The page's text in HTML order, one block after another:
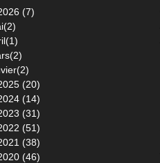
(7)
(20)
(14)
(31)
(51)
(38)
(46)